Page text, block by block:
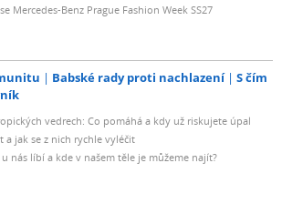
Mercedes-Benz Prague Fashion Week SS27
Babské rady proti nachlazení
S čím
vedrech: Co pomáhá a kdy už riskujete úpal
a jak se z nich rychle vyléčit
nás líbí a kde v našem těle je můžeme najít?